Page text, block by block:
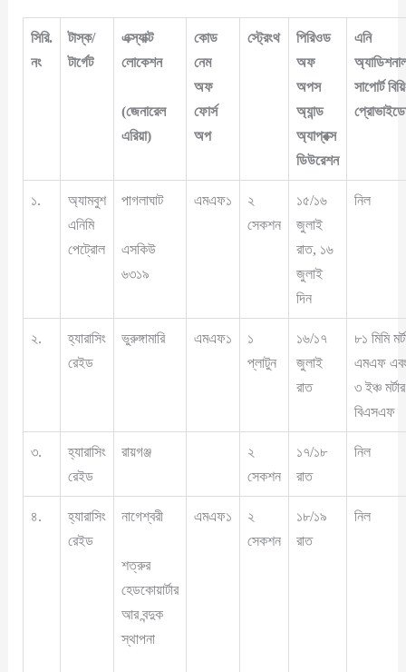
সিরি.
নং
টাস্ক/
টার্গেট
এক্স্যাক্ট
লোকেশন
(জেনারেল
এরিয়া)
কোড
নেম
অফ
ফোর্স
অপ
স্ট্রেংথ
পিরিওড
অফ
অপস
অ্যান্ড
অ্যাপ্রক্স
ডিউরেশন
এনি
সাপোর্ট
১.
অ্যামবুশ
এনিমি
পেট্রোল
পাগলাঘাট
এসকিউ
৬৩১৯
এমএফ১
২
সেকশন
১৫/১৬
জুলাই
রাত, ১৬
জুলাই
দিন
নিল
২.
হ্যারাসিং
রেইড
ভুরুঙ্গামারি এমএফ১
১
প্লাটুন
১৬/১৭
জুলাই
রাত
৮১ মিমি
এমএফ
৩ ইঞ্চ মর্টার
বিএসএফ
৩.
হ্যারাসিং
রেইড
রায়গঞ্জ
২
সেকশন
১৭/১৮
রাত
নিল
৪.
হ্যারাসিং
রেইড
নাগেশ্বরী
শত্রুর
হেডকোয়ার্টার
আর বন্দুক
স্থাপনা
এমএফ১
২
সেকশন
১৮/১৯
রাত
নিল